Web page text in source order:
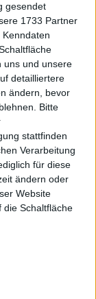
gesendet
1733 Partner
uns und unsere
detailliertere
ändern, bevor
Bitte
stattfinden
Verarbeitung
für diese
ändern oder
Website
die Schaltfläche